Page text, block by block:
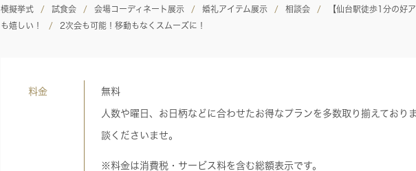
模擬挙式 試食会 会場コーディネート展示 婚礼アイテム展示 相談会
【仙台駅徒歩1分の好
も嬉しい！
2次会も可能！移動もなくスムーズに！
料金 無料
人数や曜日、お日柄などに合わせたお得なプランを多数取り揃えており
談くださいませ。
※料金は消費税・サービス料を含む総額表示です。